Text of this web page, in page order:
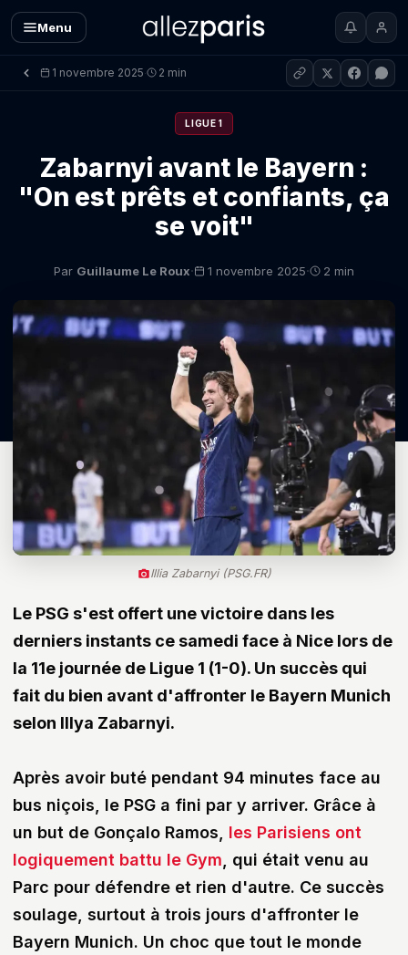
Menu
1 novembre 2025· 2 min
LIGUE 1
Zabarnyi avant le Bayern :
"On est prêts et confiants, ça
se voit"
Par Guillaume Le Roux· 1 novembre 2025· 2 min
Illia Zabarnyi (PSG.FR)
Le PSG s'est offert une victoire dans les
derniers instants ce samedi face à Nice lors de
la 11e journée de Ligue 1 (1-0). Un succès qui
fait du bien avant d'affronter le Bayern Munich
selon Illya Zabarnyi.
Après avoir buté pendant 94 minutes face au
bus niçois, le PSG a fini par y arriver. Grâce à
un but de Gonçalo Ramos, les Parisiens ont
logiquement battu le Gym, qui était venu au
Parc pour défendre et rien d'autre. Ce succès
soulage, surtout à trois jours d'affronter le
Bayern Munich. Un choc que tout le monde